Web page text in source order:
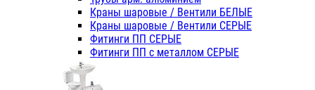
Краны шаровые / Вентили БЕЛЫЕ
Краны шаровые / Вентили СЕРЫЕ
Фитинги ПП СЕРЫЕ
Фитинги ПП с металлом СЕРЫЕ